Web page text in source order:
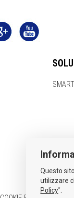
Questo
utilizzare
Policy".